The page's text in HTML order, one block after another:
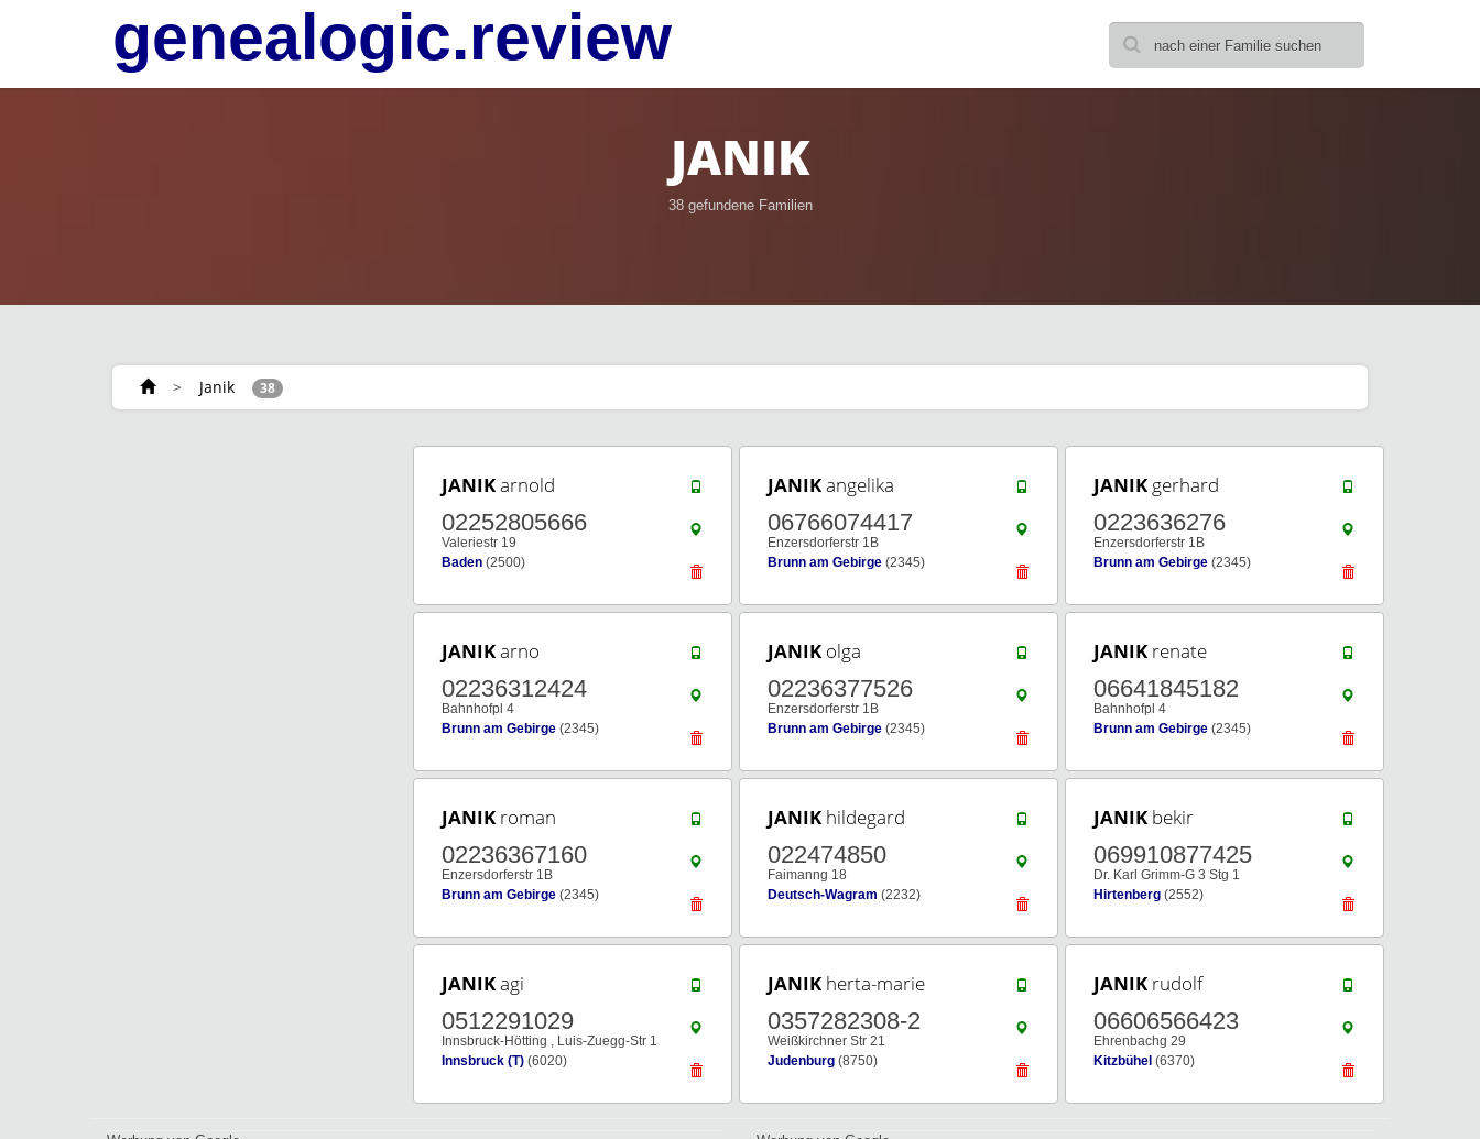
genealogic.review
JANIK
38 gefundene Familien
> Janik 38
JANIKarnold
02252805666
Valeriestr 19
Baden (2500)
JANIKangelika
06766074417
Enzersdorferstr 1B
Brunn am Gebirge (2345)
JANIK gerhard
0223636276
Enzersdorferstr 1B
Brunn am Gebirge (2345)
JANIKarno
02236312424
Bahnhofpl 4
Brunn am Gebirge (2345)
JANIK olga
02236377526
Enzersdorferstr 1B
Brunn am Gebirge (2345)
JANIK renate
06641845182
Bahnhofpl 4
Brunn am Gebirge (2345)
JANIK roman
02236367160
Enzersdorferstr 1B
Brunn am Gebirge (2345)
JANIK hildegard
022474850
Faimanng 18
Deutsch-Wagram (2232)
JANIK bekir
069910877425
Dr. Karl Grimm-G 3 Stg 1
Hirtenberg (2552)
JANIKagi
0512291029
Innsbruck-Hötting , Luis-Zuegg-Str 1
Innsbruck (T) (6020)
JANIK herta-marie
0357282308-2
Weißkirchner Str 21
Judenburg (8750)
JANIK rudolf
06606566423
Ehrenbachg 29
Kitzbühel (6370)